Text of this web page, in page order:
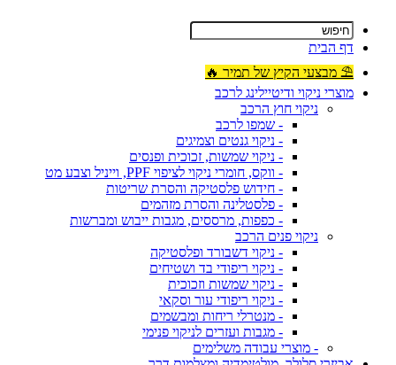
דף הבית
⛱ מבצעי הקיץ של תמיר 🔥
מוצרי ניקוי ודיטיילינג לרכב
ניקוי חוץ הרכב
- שמפו לרכב
- ניקוי גנטים וצמיגים
- ניקוי שמשות, זכוכית ופנסים
- ווקס, חומרי ניקוי לציפוי PPF, וייניל וצבע מט
- חידוש פלסטיקה והסרת שריטות
- פלסטלינה והסרת מזהמים
- כפפות, מרססים, מגבות ייבוש ומברשות
ניקוי פנים הרכב
- ניקוי דשבורד ופלסטיקה
- ניקוי ריפודי בד ושטיחים
- ניקוי שמשות וזכוכית
- ניקוי ריפודי עור וסקאי
- מנטרלי ריחות ומבשמים
- מגבות ועזרים לניקוי פנימי
- מוצרי עבודה משלימים